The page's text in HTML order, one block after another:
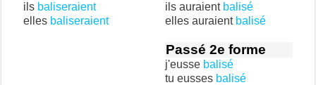
ils baliseraient
elles baliseraient
ils auraient balisé
elles auraient balisé
Passé 2e forme
j'eusse balisé
tu eusses balisé